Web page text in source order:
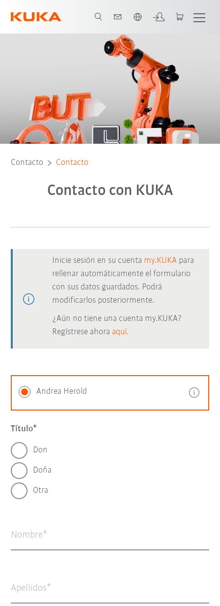
Contacto Contacto
Contacto con KUKA
Inicie sesión en su cuenta my.KUKA para
rellenar automáticamente el formulario
con sus datos guardados. Podrá
modificarlos posteriormente.
¿Aún no tiene una cuenta my.KUKA?
Regístrese ahora aquí.
Andrea Herold
Título
Don
Doña
Otra
Nombre
Apellidos